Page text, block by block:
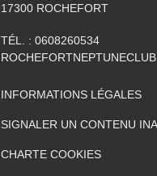
17300 ROCHEFORT
TÉL. : 0608260534
INFORMATIONS LÉGALES
SIGNALER UN CONTENU
CHARTE COOKIES